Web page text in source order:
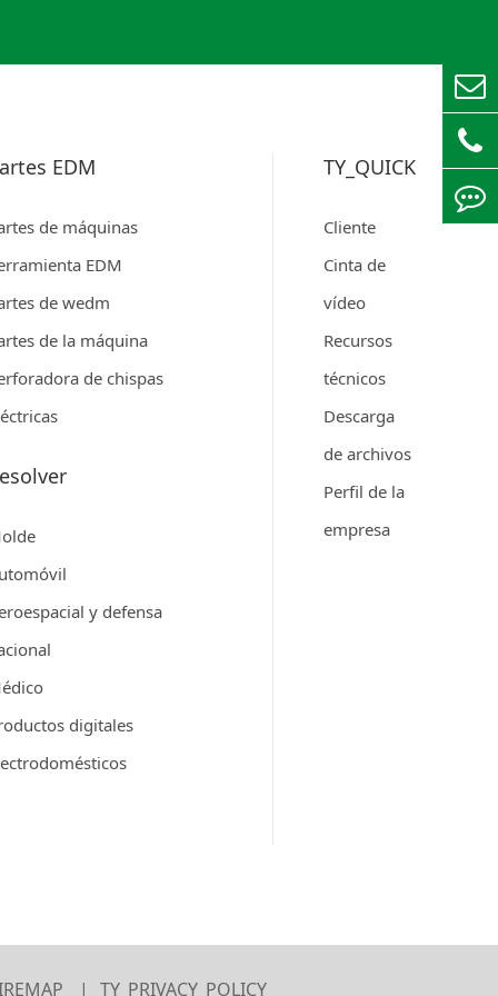
EDM
de máquinas
EDM
de wedm
de la máquina
de chispas
y defensa
digitales
TY_QUICK
Cliente
Cinta de
vídeo
Recursos
técnicos
Descarga
de archivos
Perfil de la
empresa
TY_PRIVACY_POLICY